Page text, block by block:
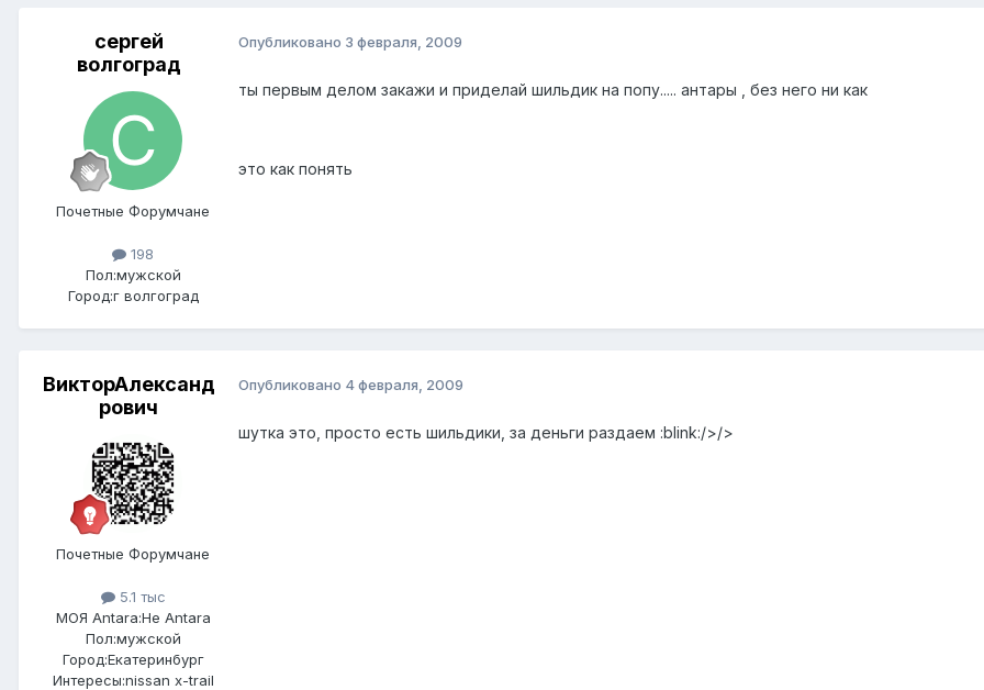
сергей
волгоград
Почетные Форумчане
198
Пол:мужской
Город:г волгоград
Опубликовано 3 февраля, 2009
ты первым делом закажи и приделай шильдик на попу..... антары , без него ни как
это как понять
ВикторАлександ
рович
Почетные Форумчане
5.1 тыс
МОЯ Antara:Не Antara
Пол:мужской
Город:Екатеринбург
Интересы:nissan x-trail
Опубликовано 4 февраля, 2009
шутка это, просто есть шильдики, за деньги раздаем :blink:/>/>